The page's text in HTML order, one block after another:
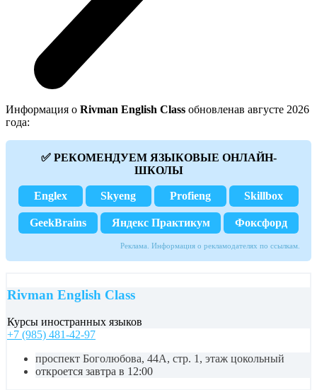
Информация о Rivman English Class обновленав августе 2026
года:
✅ РЕКОМЕНДУЕМ ЯЗЫКОВЫЕ ОНЛАЙН-
ШКОЛЫ
Englex Skyeng Profieng Skillbox
GeekBrains Яндекс Практикум Фоксфорд
Реклама. Информация о рекламодателях по ссылкам.
Rivman English Class
Курсы иностранных языков
+7 (985) 481-42-97
проспект Боголюбова, 44А, стр. 1, этаж цокольный
откроется завтра в 12:00